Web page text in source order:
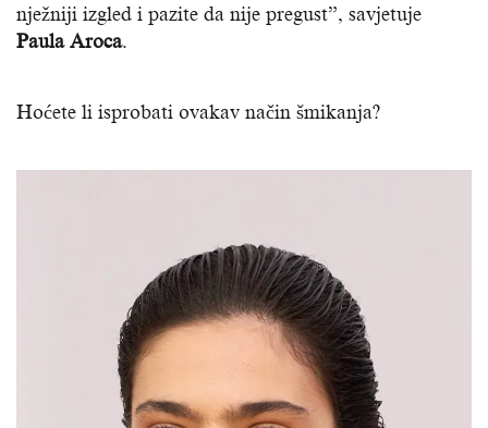
nježniji izgled i pazite da nije pregust”, savjetuje
Paula Aroca.
Hoćete li isprobati ovakav način šmikanja?